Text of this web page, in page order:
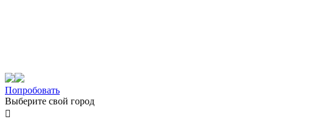
Попробовать
Выберите свой город
